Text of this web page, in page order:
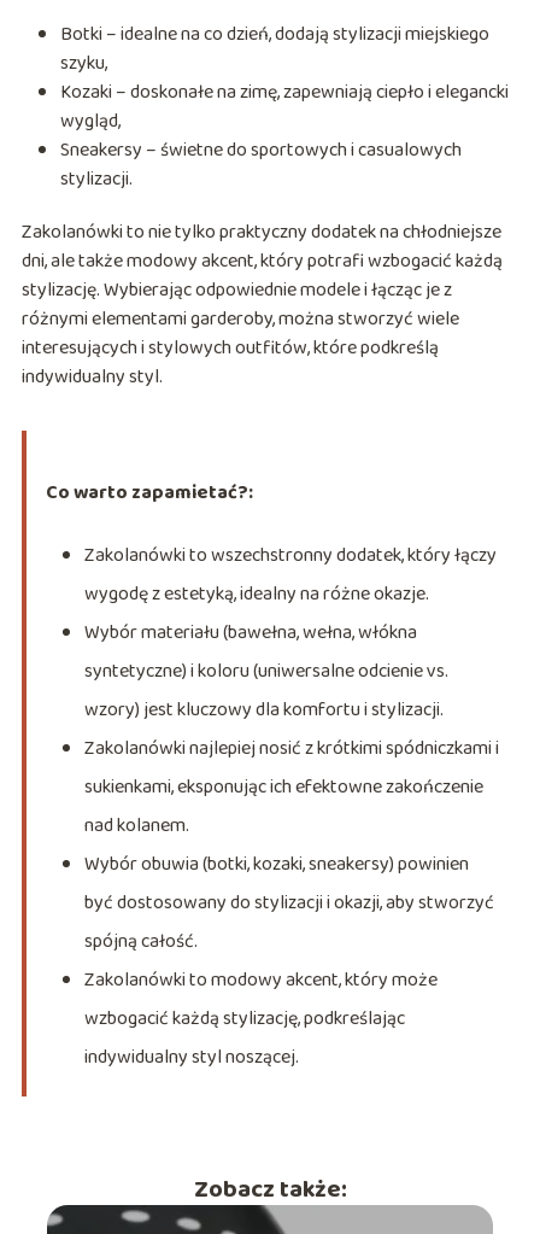
Botki – idealne na co dzień, dodają stylizacji miejskiego
szyku,
Kozaki – doskonałe na zimę, zapewniają ciepło i elegancki
wygląd,
Sneakersy – świetne do sportowych i casualowych
stylizacji.
Zakolanówki to nie tylko praktyczny dodatek na chłodniejsze
dni, ale także modowy akcent, który potrafi wzbogacić każdą
stylizację. Wybierając odpowiednie modele i łącząc je z
różnymi elementami garderoby, można stworzyć wiele
interesujących i stylowych outfitów, które podkreślą
indywidualny styl.
Co warto zapamietać?:
Zakolanówki to wszechstronny dodatek, który łączy
wygodę z estetyką, idealny na różne okazje.
Wybór materiału (bawełna, wełna, włókna
syntetyczne) i koloru (uniwersalne odcienie vs.
wzory) jest kluczowy dla komfortu i stylizacji.
Zakolanówki najlepiej nosić z krótkimi spódniczkami i
sukienkami, eksponując ich efektowne zakończenie
nad kolanem.
Wybór obuwia (botki, kozaki, sneakersy) powinien
być dostosowany do stylizacji i okazji, aby stworzyć
spójną całość.
Zakolanówki to modowy akcent, który może
wzbogacić każdą stylizację, podkreślając
indywidualny styl noszącej.
Zobacz także: